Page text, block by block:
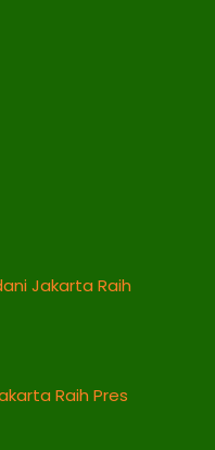
Jakarta Raih
Raih Pres